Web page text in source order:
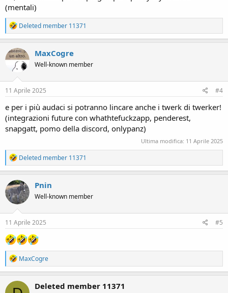
(mentali)
R
e
a
c
t
n
s
Deleted member 11371
MaxCogre
Well-known member
11 Aprile 2025 #4
e per i più audaci si potranno lincare anche i twerk di twerker!
(integrazioni future con whathtefuckzapp, penderest,
snapgatt, pomo della discord, onlypanz)
Ultima modifica: 11 Aprile 2025
R
e
a
c
t
i
o
n
s
Deleted member 11371
Pnin
Well-known member
11 Aprile 2025 #5
R
e
a
c
t
MaxCogre
Deleted member 11371